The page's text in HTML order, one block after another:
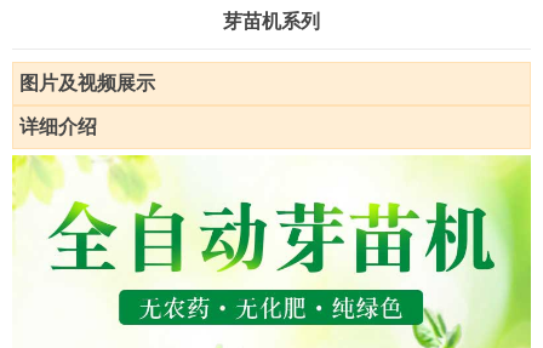
芽苗机系列
图片及视频展示
详细介绍